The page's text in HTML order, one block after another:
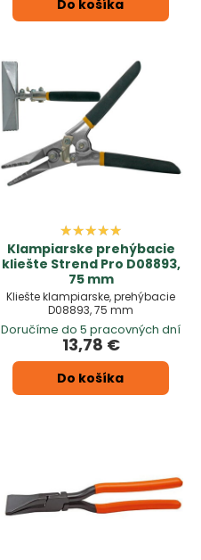
Do košíka
Klampiarske prehýbacie
kliešte Strend Pro D08893,
75 mm
Kliešte klampiarske, prehýbacie
D08893, 75 mm
Doručíme do 5 pracovných dní
13,78 €
Do košíka